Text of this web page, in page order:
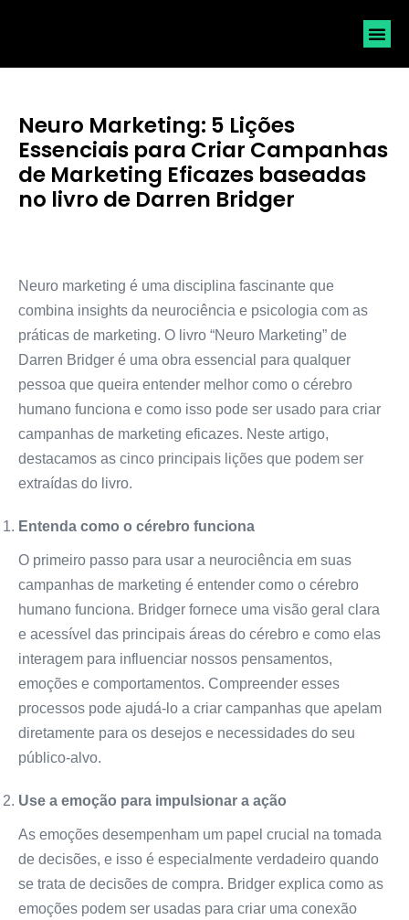
Neuro Marketing: 5 Lições
Essenciais para Criar Campanhas
de Marketing Eficazes baseadas
no livro de Darren Bridger
Neuro marketing é uma disciplina fascinante que
combina insights da neurociência e psicologia com as
práticas de marketing. O livro “Neuro Marketing” de
Darren Bridger é uma obra essencial para qualquer
pessoa que queira entender melhor como o cérebro
humano funciona e como isso pode ser usado para criar
campanhas de marketing eficazes. Neste artigo,
destacamos as cinco principais lições que podem ser
extraídas do livro.
Entenda como o cérebro funciona
O primeiro passo para usar a neurociência em suas
campanhas de marketing é entender como o cérebro
humano funciona. Bridger fornece uma visão geral clara
e acessível das principais áreas do cérebro e como elas
interagem para influenciar nossos pensamentos,
emoções e comportamentos. Compreender esses
processos pode ajudá-lo a criar campanhas que apelam
diretamente para os desejos e necessidades do seu
público-alvo.
Use a emoção para impulsionar a ação
As emoções desempenham um papel crucial na tomada
de decisões, e isso é especialmente verdadeiro quando
se trata de decisões de compra. Bridger explica como as
emoções podem ser usadas para criar uma conexão